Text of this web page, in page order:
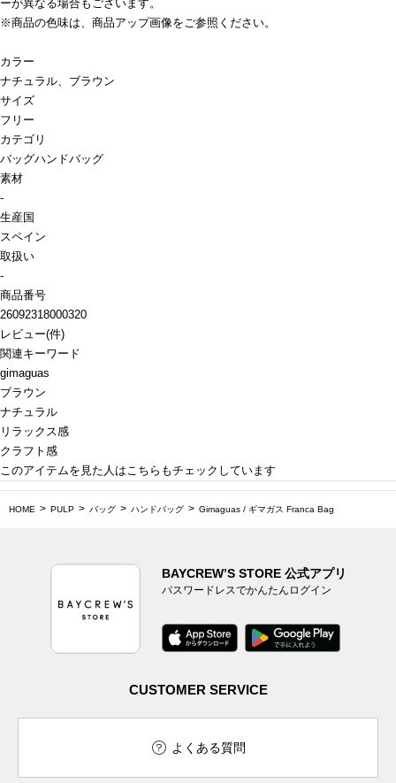
ーが異なる場合もございます。
※商品の色味は、商品アップ画像をご参照ください。
カラー
ナチュラル、ブラウン
サイズ
フリー
カテゴリ
バッグハンドバッグ
素材
-
生産国
スペイン
取扱い
-
商品番号
26092318000320
レビュー(件)
関連キーワード
gimaguas
ブラウン
ナチュラル
リラックス感
クラフト感
このアイテムを見た人はこちらもチェックしています
HOME PULP バッグ ハンドバッグ Gimaguas / ギマガス Franca Bag
BAYCREW’S STORE 公式アプリ
パスワードレスでかんたんログイン
CUSTOMER SERVICE
よくある質問